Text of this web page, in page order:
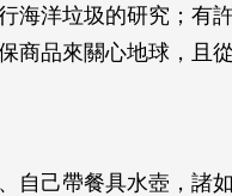
海洋垃圾的研究；有
商品來關心地球，且
自己帶餐具水壺，諸